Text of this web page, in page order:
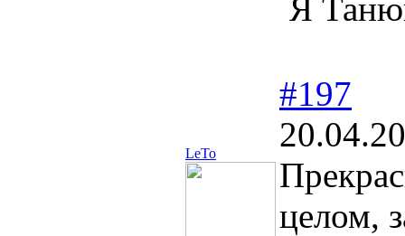
Я
LeTo
#197
целом,